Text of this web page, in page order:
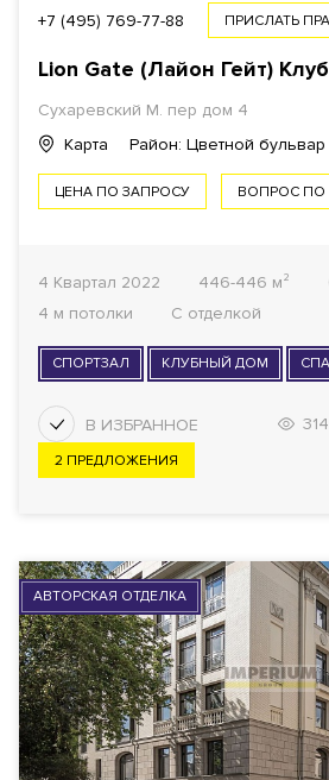
+7 (495) 769-77-88 ПРИСЛАТЬ
Lion Gate (Лайон Гейт)
Сухаревский М. пер дом 4
Карта
Район: Цветной бульвар
ЦЕНА ПО ЗАПРОСУ ВОПРОС ПО
4 Квартал 2022 446-446 м²
4 м потолки
С отделкой
СПОРТЗАЛ КЛУБНЫЙ ДОМ
2 ПРЕДЛОЖЕНИЯ
АВТОРСКАЯ ОТДЕЛКА